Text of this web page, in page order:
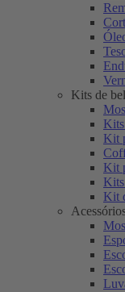
Kits de
Kit
Kit
Kit